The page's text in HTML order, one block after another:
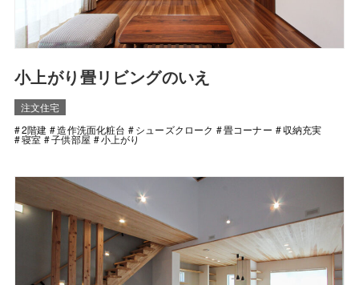
小上がり畳リビングのいえ
注文住宅
2階建
造作洗面化粧台 シューズクローク 畳コーナー 収納充実
寝室 子供部屋 小上がり